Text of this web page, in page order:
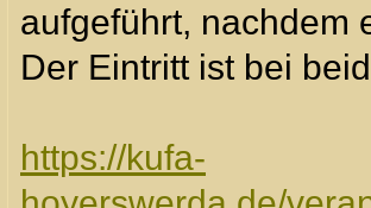
aufgeführt, nachdem
Der Eintritt ist bei
https://kufa-